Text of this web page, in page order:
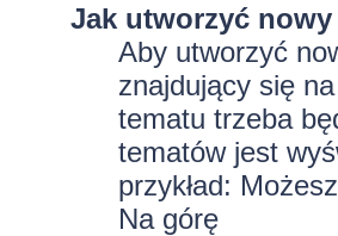
Jak utworzyć
Aby utworzyć
znajdujący się
tematu trzeba
tematów jest
przykład:
Na górę